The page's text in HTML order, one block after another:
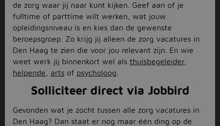
de zorg waar jij naar kunt kijken. Geef aan of je
fulltime of parttime wilt werken, wat jouw
opleidingsniveau is en kies dan de gewenste
beroepsgroep. Zo krijg jij alleen de zorg vacatures in
Den Haag te zien die voor jou relevant zijn. En wie
weet werk jij binnenkort wel als thuisbegeleider,
helpende
arts of psycholoog
Solliciteer direct via Jobbird
Gevonden wat je zocht tussen alle zorg vacatures in
Den Haag? Dan staat er nog maar één ding op de